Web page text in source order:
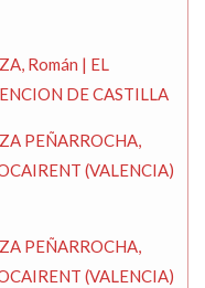
Román | EL
DE CASTILLA
PEÑARROCHA,
(VALENCIA)
PEÑARROCHA,
(VALENCIA)